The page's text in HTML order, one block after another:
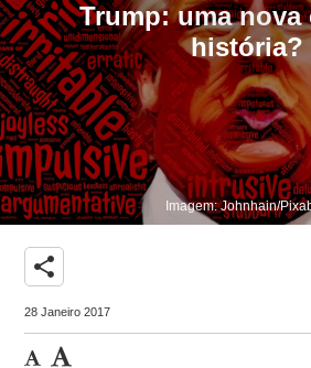
Trump: uma nova
história?
Imagem: Johnhain/
share
28 Janeiro 2017